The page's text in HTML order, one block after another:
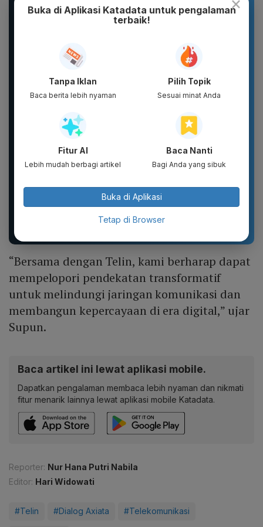
New 2026 Pamelo.id
Setelan Anak 17
Agustus Dirgahayu 81
Topi 17 Agustus Hut RI
Indonesia 2026 Topi
Bordir Logo Indonesia
Lucu Vacuum Flask
Stainless TUMBLER
tissu jolly pop up, jolly
250 shet, jolly 200shet
“Bersama dengan Telin, kami berharap dapat
mempelopori pendekatan transformatif
untuk melindungi jaringan komunikasi dan
membangun kepercayaan di era digital,” ujar
Supun.
Baca artikel ini lewat aplikasi mobile.
Dapatkan pengalaman membaca lebih nyaman dan nikmati
fitur menarik lainnya lewat aplikasi mobile Katadata.
Reporter: Nur Hana Putri Nabila
Editor: Hari Widowati
#Telin #Dialog Axiata #Telekomunikasi
Buka di Aplikasi Katadata untuk pengalaman
terbaik!
Tanpa Iklan
Baca berita lebih nyaman
Pilih Topik
Sesuai minat Anda
Fitur AI
Lebih mudah berbagi artikel
Baca Nanti
Bagi Anda yang sibuk
Buka di Aplikasi
Tetap di Browser